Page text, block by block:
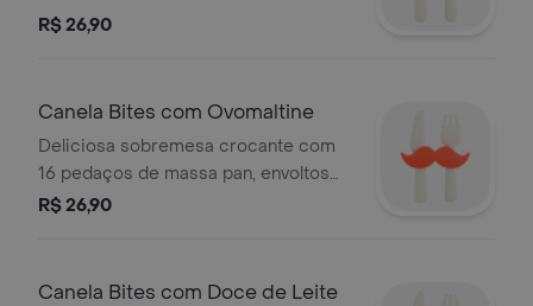
baunilha com granulado
R$ 26,90
Canela Bites com Ovomaltine
Deliciosa sobremesa crocante com
16 pedaços de massa pan, envoltos
em açúcar e canela, e cobertos com
R$ 26,90
Canela Bites com Doce de Leite